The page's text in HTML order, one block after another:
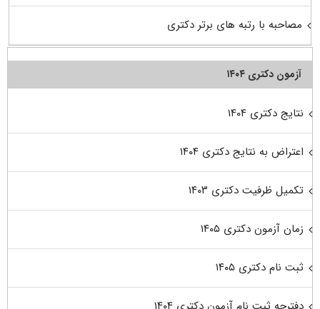
مصاحبه با رتبه های برتر دکتری
آزمون دکتری ۱۴۰۴
نتایج دکتری ۱۴۰۴
اعتراض به نتایج دکتری ۱۴۰۴
تکمیل ظرفیت دکتری ۱۴۰۳
زمان آزمون دکتری ۱۴۰۵
ثبت نام دکتری ۱۴۰۵